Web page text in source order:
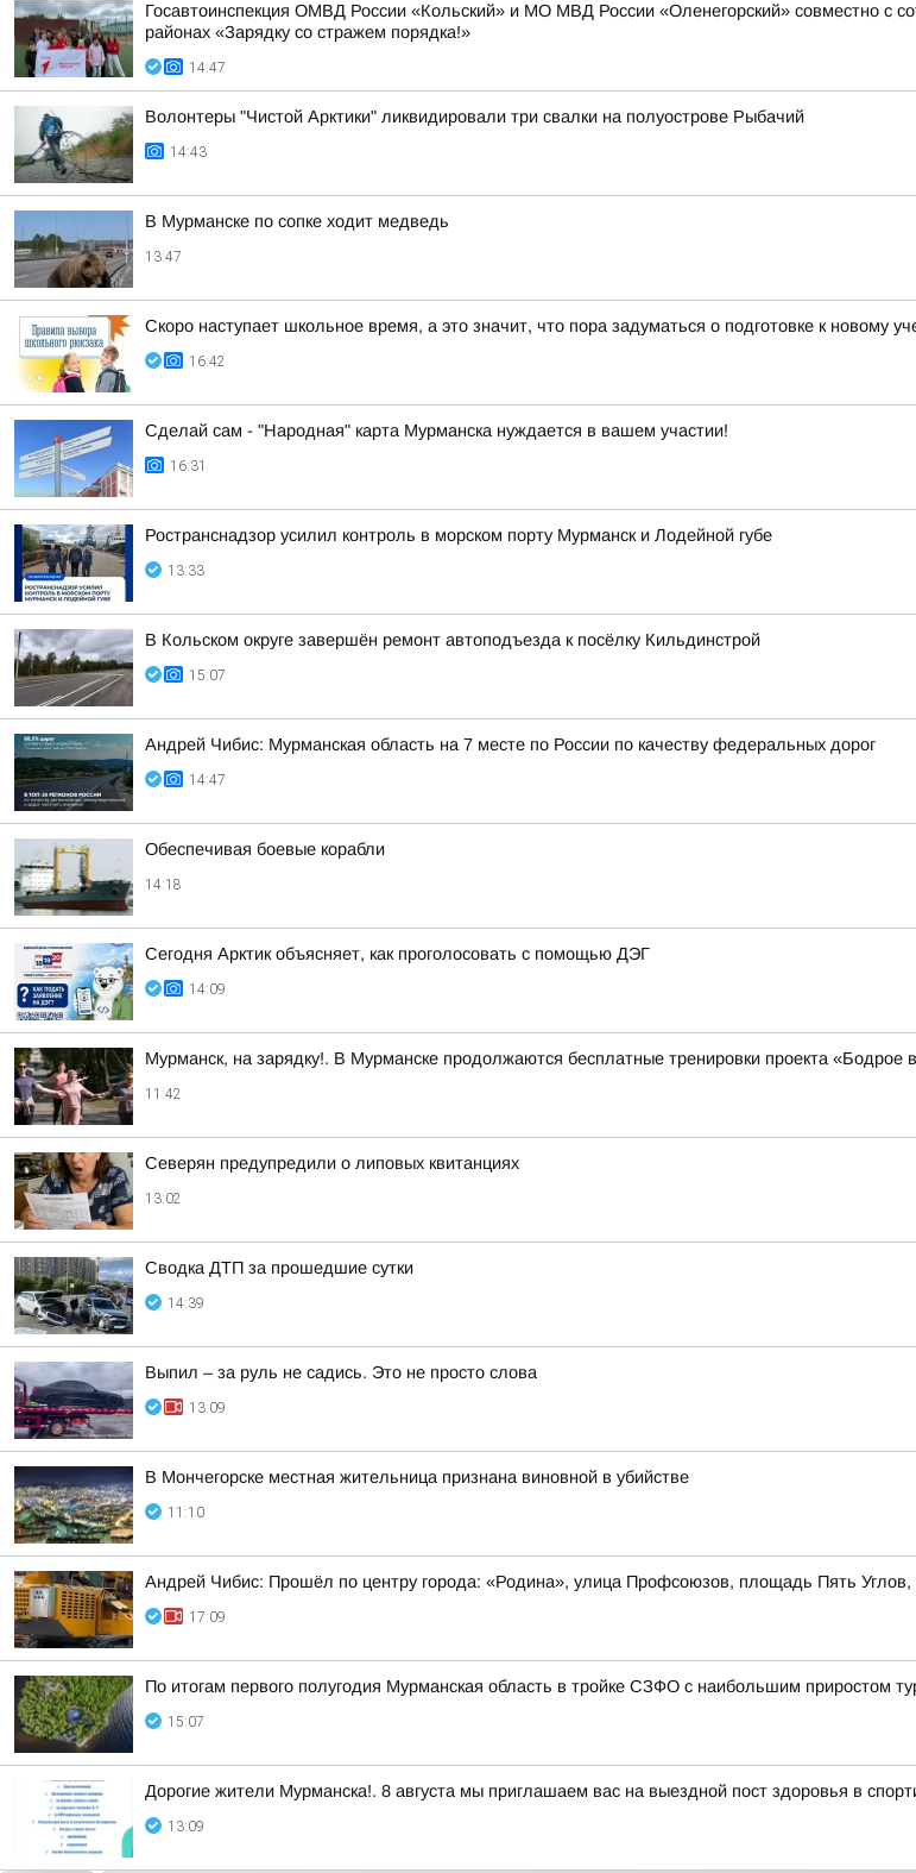
Госавтоинспекция ОМВД России «Кольский» и МО МВД России «Оленегорский» совместно с
районах «Зарядку со стражем порядка!»
14:47
Волонтеры "Чистой Арктики" ликвидировали три свалки на полуострове Рыбачий
14:43
В Мурманске по сопке ходит медведь
13:47
Скоро наступает школьное время, а это значит, что пора задуматься о подготовке к новому
16:42
Сделай сам - "Народная" карта Мурманска нуждается в вашем участии!
16:31
Ространснадзор усилил контроль в морском порту Мурманск и Лодейной губе
13:33
В Кольском округе завершён ремонт автоподъезда к посёлку Кильдинстрой
15:07
Андрей Чибис: Мурманская область на 7 месте по России по качеству федеральных дорог
14:47
Обеспечивая боевые корабли
14:18
Сегодня Арктик объясняет, как проголосовать с помощью ДЭГ
14:09
Мурманск, на зарядку!. В Мурманске продолжаются бесплатные тренировки проекта «Бодрое
11:42
Северян предупредили о липовых квитанциях
13:02
Сводка ДТП за прошедшие сутки
14:39
Выпил – за руль не садись. Это не просто слова
13:09
В Мончегорске местная жительница признана виновной в убийстве
11:10
Андрей Чибис: Прошёл по центру города: «Родина», улица Профсоюзов, площадь Пять Углов,
17:09
По итогам первого полугодия Мурманская область в тройке СЗФО с наибольшим приростом
15:07
Дорогие жители Мурманска!. 8 августа мы приглашаем вас на выездной пост здоровья в
13:09